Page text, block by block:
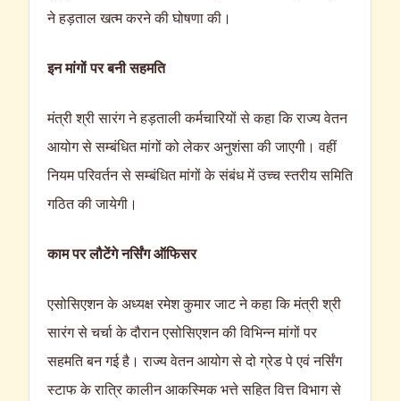
ने हड़ताल खत्म करने की घोषणा की।
इन मांगों पर बनी सहमति
मंत्री श्री सारंग ने हड़ताली कर्मचारियों से कहा कि राज्य वेतन
आयोग से सम्बंधित मांगों को लेकर अनुशंसा की जाएगी। वहीं
नियम परिवर्तन से सम्बंधित मांगों के संबंध में उच्च स्तरीय समिति
गठित की जायेगी।
काम पर लौटेंगे नर्सिंग ऑफिसर
एसोसिएशन के अध्यक्ष रमेश कुमार जाट ने कहा कि मंत्री श्री
सारंग से चर्चा के दौरान एसोसिएशन की विभिन्न मांगों पर
सहमति बन गई है। राज्य वेतन आयोग से दो ग्रेड पे एवं नर्सिंग
स्टाफ के रात्रि कालीन आकस्मिक भत्ते सहित वित्त विभाग से